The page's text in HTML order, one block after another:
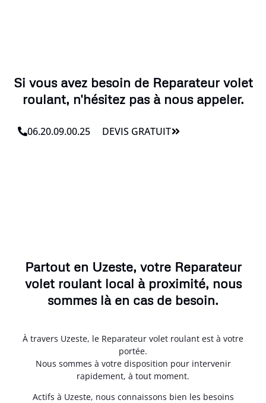
Si vous avez besoin de Reparateur volet
roulant, n'hésitez pas à nous appeler.
06.20.09.00.25 DEVIS GRATUIT
Partout en Uzeste, votre Reparateur
volet roulant local à proximité, nous
sommes là en cas de besoin.
À travers Uzeste, le Reparateur volet roulant est à votre
portée.
Nous sommes à votre disposition pour intervenir
rapidement, à tout moment.
Actifs à Uzeste, nous connaissons bien les besoins